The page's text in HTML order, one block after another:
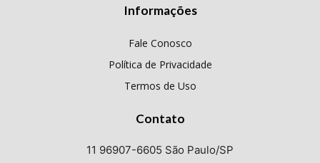
Informações
Fale Conosco
Política de Privacidade
Termos de Uso
Contato
11 96907-6605 São Paulo/SP